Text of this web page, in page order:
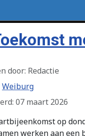
door: Redactie
Weiburg
07 maart 2026
op
werken aan